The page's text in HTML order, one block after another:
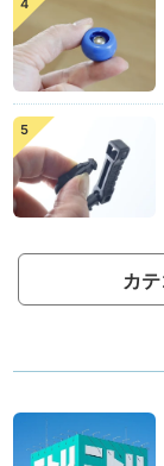
カ